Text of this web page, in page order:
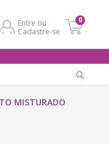
Entre ou
Cadastre-se
0
MISTURADO